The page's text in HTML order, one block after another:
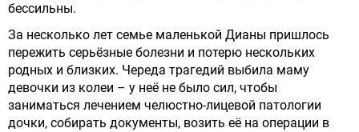
бессильны.
За несколько лет семье маленькой Дианы пришлось
пережить серьёзные болезни и потерю нескольких
родных и близких. Череда трагедий выбила маму
девочки из колеи – у неё не было сил, чтобы
заниматься лечением челюстно-лицевой патологии
дочки, собирать документы, возить её на операции в